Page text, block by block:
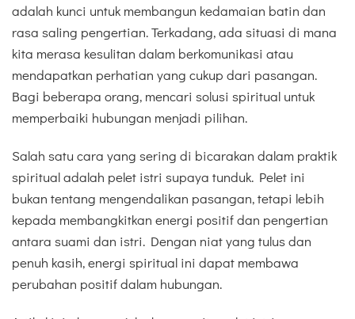
adalah kunci untuk membangun kedamaian batin dan
rasa saling pengertian. Terkadang, ada situasi di mana
kita merasa kesulitan dalam berkomunikasi atau
mendapatkan perhatian yang cukup dari pasangan.
Bagi beberapa orang, mencari solusi spiritual untuk
memperbaiki hubungan menjadi pilihan.
Salah satu cara yang sering di bicarakan dalam praktik
spiritual adalah pelet istri supaya tunduk. Pelet ini
bukan tentang mengendalikan pasangan, tetapi lebih
kepada membangkitkan energi positif dan pengertian
antara suami dan istri. Dengan niat yang tulus dan
penuh kasih, energi spiritual ini dapat membawa
perubahan positif dalam hubungan.